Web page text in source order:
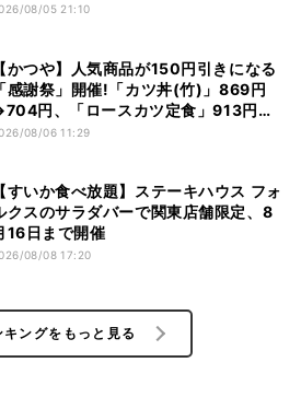
08/05 21:10
【かつや】人気商品が150円引きになる
「感謝祭」開催!「カツ丼(竹)」869円
円、「ロースカツ定食」913円
円に - 8日間限定
08/06 11:29
【すいか食べ放題】ステーキハウス フォ
クスのサラダバーで関東店舗限定、8
16日まで開催
08/08 17:20
キングをもっと見る